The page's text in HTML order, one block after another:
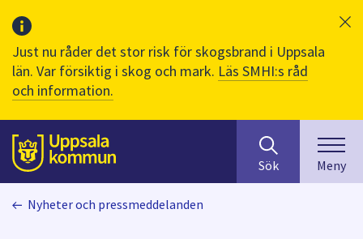
Just nu råder det stor risk för skogsbrand i Uppsala
län. Var försiktig i skog och mark. Läs SMHI:s råd
och information.
Till sidans
huvudinnehåll
efter
innehåll
på
Sök Meny
Nyheter och pressmeddelanden